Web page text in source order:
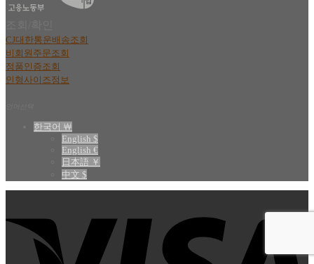
CJ대한통운배송조회
비회원주문조회
정품인증조회
인형사이즈정보
한국어 ￦
English $
English €
日本語 ￥
中文 $